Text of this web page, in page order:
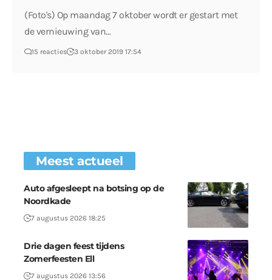
(Foto's) Op maandag 7 oktober wordt er gestart met
de vernieuwing van…
15 reacties 3 oktober 2019 17:54
Meest actueel
Auto afgesleept na botsing op de
Noordkade
7 augustus 2026 18:25
Drie dagen feest tijdens
Zomerfeesten Ell
7 augustus 2026 13:56